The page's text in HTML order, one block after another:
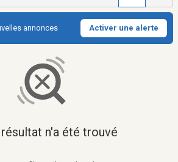
annonces Activer une alerte
n'a été trouvé